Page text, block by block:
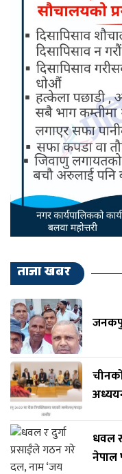
ताजा खबर
धवल
नेपाल